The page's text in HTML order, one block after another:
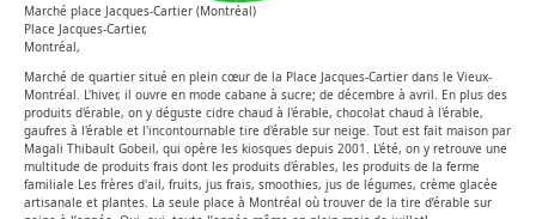
Marché place Jacques-Cartier (Montréal)
Place Jacques-Cartier,
Montréal,
Marché de quartier situé en plein cœur de la Place Jacques-Cartier dans le Vieux-
Montréal. L'hiver, il ouvre en mode cabane à sucre; de décembre à avril. En plus des
produits d'érable, on y déguste cidre chaud à l'érable, chocolat chaud à l'érable,
gaufres à l'érable et l'incontournable tire d'érable sur neige. Tout est fait maison par
Magali Thibault Gobeil, qui opère les kiosques depuis 2001. L'été, on y retrouve une
multitude de produits frais dont les produits d'érables, les produits de la ferme
familiale Les frères d'ail, fruits, jus frais, smoothies, jus de légumes, crème glacée
artisanale et plantes. La seule place à Montréal où trouver de la tire d’érable sur